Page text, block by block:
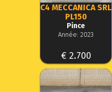
C4 MECCANICA SRL
PL150
Pince
Année: 2023
€ 2.700